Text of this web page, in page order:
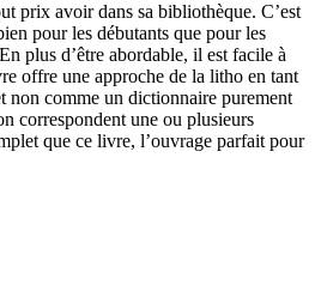
prix avoir dans sa bibliothèque. C’est
pour les débutants que pour les
plus d’être abordable, il est facile à
offre une approche de la litho en tant
non comme un dictionnaire purement
correspondent une ou plusieurs
que ce livre, l’ouvrage parfait pour